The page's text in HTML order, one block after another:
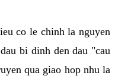
co le chinh la nguyen
bi dinh den dau "cau
qua giao hop nhu la